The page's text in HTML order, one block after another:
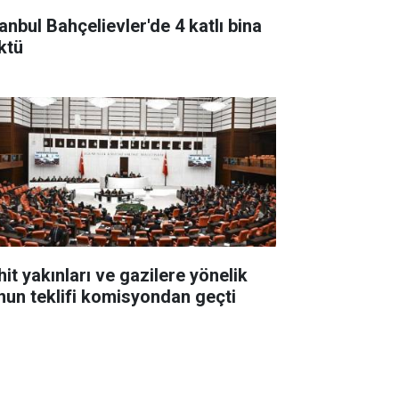
Bahçelievler'de 4 katlı bina
yakınları ve gazilere yönelik
teklifi komisyondan geçti